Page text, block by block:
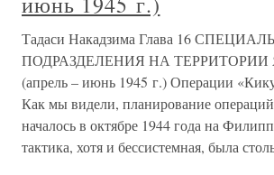
Тадаси Накадзима Глава 16
ПОДРАЗДЕЛЕНИЯ НА
(апрель – июнь 1945 г.) Операции
Как мы видели, планирование
началось в октябре 1944 года на
тактика, хотя и бессистемная, была